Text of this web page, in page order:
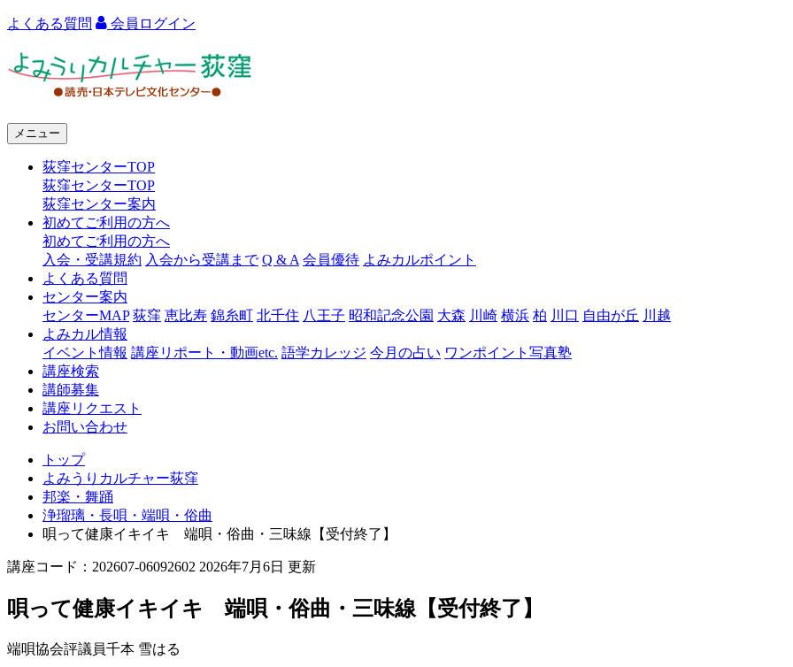
よくある質問 会員ログイン
ャ
荻
窪
メニュー
荻窪センターTOP
荻窪センターTOP
荻窪センター案内
初めてご利用の方へ
初めてご利用の方へ
入会・受講規約 入会から受講まで Q & A 会員優待 よみカルポイント
よくある質問
センター案内
センターMAP 荻窪 恵比寿 錦糸町 北千住 八王子 昭和記念公園 大森 川崎 横浜 柏 川口 自由が丘 川越
よみカル情報
イベント情報 講座リポート・動画etc. 語学カレッジ 今月の占い ワンポイント写真塾
講座検索
講師募集
講座リクエスト
お問い合わせ
トップ
よみうりカルチャー荻窪
邦楽・舞踊
浄瑠璃・長唄・端唄・俗曲
唄って健康イキイキ 端唄・俗曲・三味線【受付終了】
講座コード：202607-06092602 2026年7月6日 更新
唄って健康イキイキ 端唄・俗曲・三味線【受付終了】
端唄協会評議員千本 雪はる